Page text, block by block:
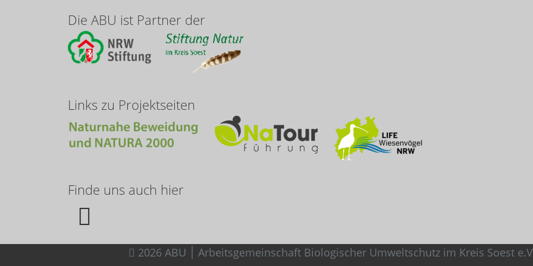
Die ABU ist Partner der
Links zu Projektseiten
Finde uns auch hier